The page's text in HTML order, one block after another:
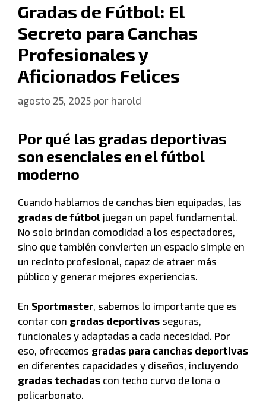
Gradas de Fútbol: El
Secreto para Canchas
Profesionales y
Aficionados Felices
agosto 25, 2025 por harold
Por qué las gradas deportivas
son esenciales en el fútbol
moderno
Cuando hablamos de canchas bien equipadas, las
gradas de fútbol juegan un papel fundamental.
No solo brindan comodidad a los espectadores,
sino que también convierten un espacio simple en
un recinto profesional, capaz de atraer más
público y generar mejores experiencias.
En Sportmaster, sabemos lo importante que es
contar con gradas deportivas seguras,
funcionales y adaptadas a cada necesidad. Por
eso, ofrecemos gradas para canchas deportivas
en diferentes capacidades y diseños, incluyendo
gradas techadas con techo curvo de lona o
policarbonato.